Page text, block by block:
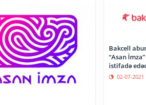
Bakcell
“Asan
istifadə
02-07-2021